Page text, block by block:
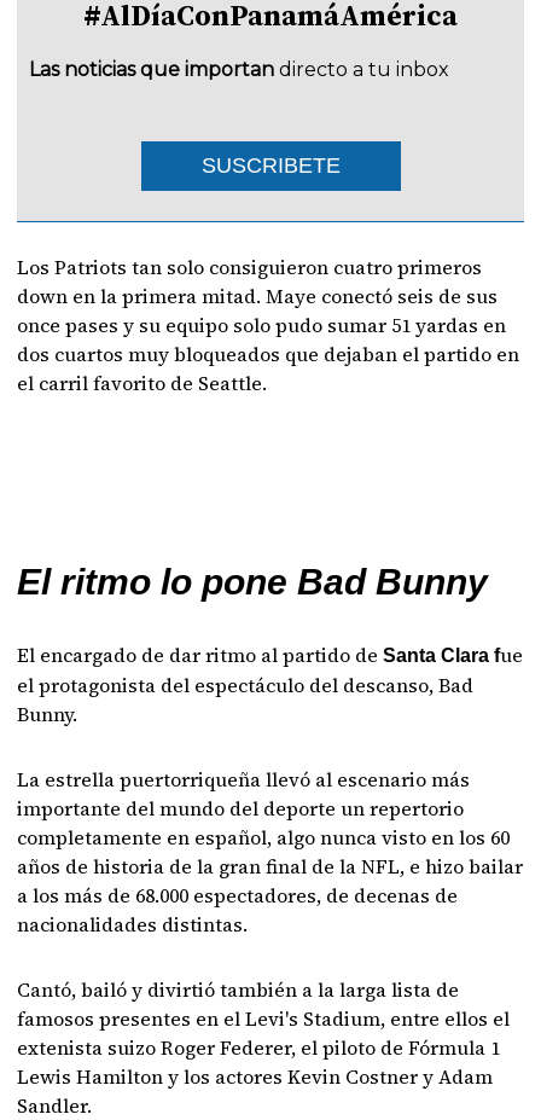
#AlDíaConPanamáAmérica
Las noticias que importan directo a tu inbox
SUSCRIBETE
Los Patriots tan solo consiguieron cuatro primeros
down en la primera mitad. Maye conectó seis de sus
once pases y su equipo solo pudo sumar 51 yardas en
dos cuartos muy bloqueados que dejaban el partido en
el carril favorito de Seattle.
El ritmo lo pone Bad Bunny
El encargado de dar ritmo al partido de Santa Clara fue
el protagonista del espectáculo del descanso, Bad
Bunny.
La estrella puertorriqueña llevó al escenario más
importante del mundo del deporte un repertorio
completamente en español, algo nunca visto en los 60
años de historia de la gran final de la NFL, e hizo bailar
a los más de 68.000 espectadores, de decenas de
nacionalidades distintas.
Cantó, bailó y divirtió también a la larga lista de
famosos presentes en el Levi's Stadium, entre ellos el
extenista suizo Roger Federer, el piloto de Fórmula 1
Lewis Hamilton y los actores Kevin Costner y Adam
Sandler.